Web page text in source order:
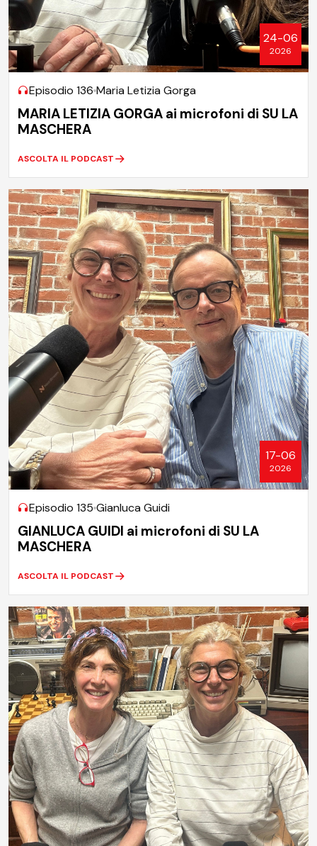
24-06
2026
Episodio 136 Maria Letizia Gorga
MARIA LETIZIA GORGA ai microfoni di SU LA
MASCHERA
ASCOLTA IL PODCAST
17-06
2026
Episodio 135 Gianluca Guidi
GIANLUCA GUIDI ai microfoni di SU LA
MASCHERA
ASCOLTA IL PODCAST